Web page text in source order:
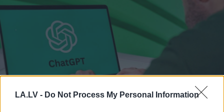
LA.LV - Do Not Process My Personal Information